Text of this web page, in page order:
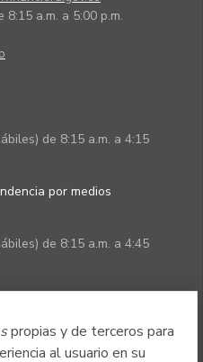
propias y de terceros para
al usuario en su
a.m. a 5:00 p.m.
de 8:15 a.m. a 4:15
por medios
de 8:15 a.m. a 4:45